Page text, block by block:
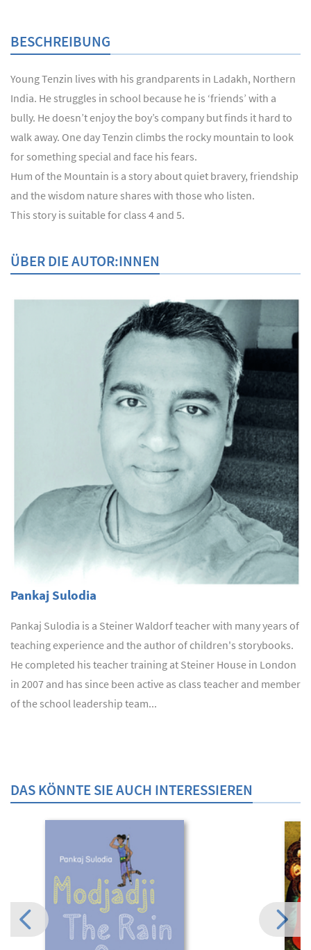
BESCHREIBUNG
Young Tenzin lives with his grandparents in Ladakh, Northern
India. He struggles in school because he is ‘friends’ with a
bully. He doesn’t enjoy the boy’s company but finds it hard to
walk away. One day Tenzin climbs the rocky mountain to look
for something special and face his fears.
Hum of the Mountain is a story about quiet bravery, friendship
and the wisdom nature shares with those who listen.
This story is suitable for class 4 and 5.
ÜBER DIE AUTOR:INNEN
Pankaj Sulodia
Pankaj Sulodia is a Steiner Waldorf teacher with many years of
teaching experience and the author of children's storybooks.
He completed his teacher training at Steiner House in London
in 2007 and has since been active as class teacher and member
of the school leadership team...
DAS KÖNNTE SIE AUCH INTERESSIEREN